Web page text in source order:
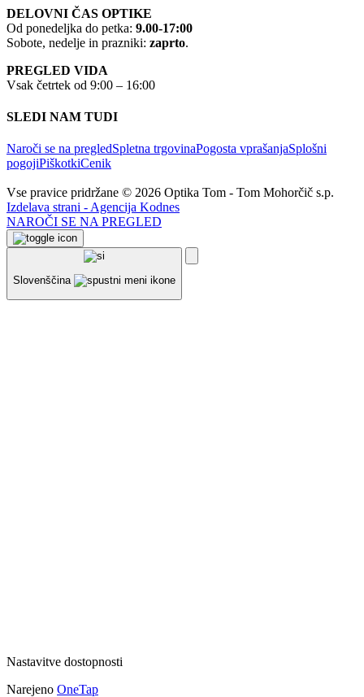
DELOVNI ČAS OPTIKE
Od ponedeljka do petka: 9.00-17:00
Sobote, nedelje in prazniki: zaprto.
PREGLED VIDA
Vsak četrtek od 9:00 – 16:00
SLEDI NAM TUDI
Naroči se na pregledSpletna trgovinaPogosta vprašanjaSplošni
pogojiPiškotkiCenik
Vse pravice pridržane © 2026 Optika Tom - Tom Mohorčič s.p.
Izdelava strani - Agencija Kodnes
NAROČI SE NA PREGLED
Slovenščina
Nastavitve dostopnosti
Narejeno OneTap